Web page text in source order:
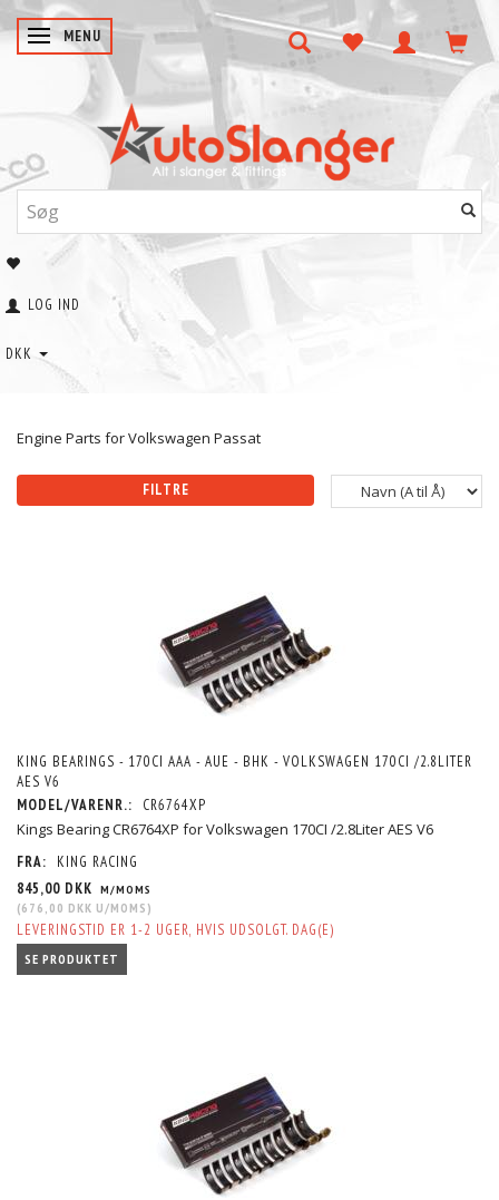
SKIFTE NAVIGATION
MENU
LOG IND
DKK
Engine Parts for Volkswagen Passat
FILTRE
KING BEARINGS - 170CI AAA - AUE - BHK - VOLKSWAGEN 170CI /2.8LITER
AES V6
MODEL/VARENR.:
CR6764XP
Kings Bearing CR6764XP for Volkswagen 170CI /2.8Liter AES V6
FRA:
KING RACING
845,00 DKK M/MOMS
(676,00 DKK U/MOMS )
LEVERINGSTID ER 1-2 UGER, HVIS UDSOLGT. DAG(E)
SE PRODUKTET